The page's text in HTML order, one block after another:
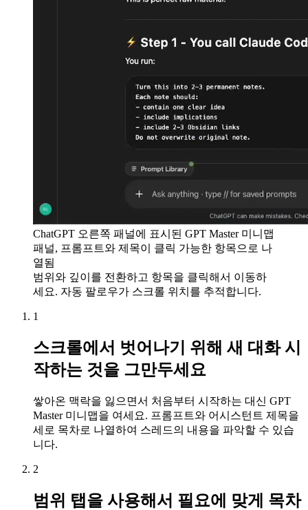
ChatGPT 오른쪽 패널에 표시된 GPT Master 미니맵
패널, 프롬프트와 제목이 클릭 가능한 항목으로 나
열됨
범위와 깊이를 전환하고 항목을 클릭해서 이동하
세요. 자동 팔로우가 스크롤 위치를 추적합니다.
1
스크롤에서 벗어나기 위해 새 대화 시
작하는 것을 그만두세요
쌓아온 맥락을 잃으면서 처음부터 시작하는 대신 GPT
Master 미니맵을 여세요. 프롬프트와 어시스턴트 제목을
세로 목차로 나열하여 스레드의 내용을 파악할 수 있습
니다.
2
범위 탭을 사용해서 필요에 맞게 목차